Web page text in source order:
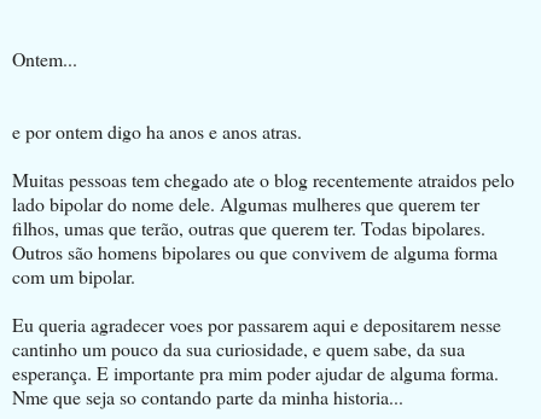
Ontem...
e por ontem digo ha anos e anos atras.
Muitas pessoas tem chegado ate o blog recentemente atraidos pelo
lado bipolar do nome dele. Algumas mulheres que querem ter
filhos, umas que terão, outras que querem ter. Todas bipolares.
Outros são homens bipolares ou que convivem de alguma forma
com um bipolar.
Eu queria agradecer voes por passarem aqui e depositarem nesse
cantinho um pouco da sua curiosidade, e quem sabe, da sua
esperança. E importante pra mim poder ajudar de alguma forma.
Nme que seja so contando parte da minha historia...